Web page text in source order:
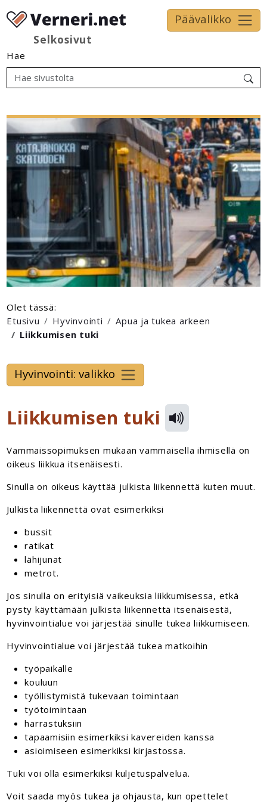
Selkosivut
Päävalikko
Hae
Olet tässä:
Etusivu
Hyvinvointi
Apua ja tukea arkeen
Liikkumisen tuki
Hyvinvointi: valikko
Liikkumisen tuki
Vammaissopimuksen mukaan vammaisella ihmisellä on
oikeus liikkua itsenäisesti.
Sinulla on oikeus käyttää julkista liikennettä kuten muut.
Julkista liikennettä ovat esimerkiksi
bussit
ratikat
lähijunat
metrot.
Jos sinulla on erityisiä vaikeuksia liikkumisessa, etkä
pysty käyttämään julkista liikennettä itsenäisestä,
hyvinvointialue voi järjestää sinulle tukea liikkumiseen.
Hyvinvointialue voi järjestää tukea matkoihin
työpaikalle
kouluun
työllistymistä tukevaan toimintaan
työtoimintaan
harrastuksiin
tapaamisiin esimerkiksi kavereiden kanssa
asioimiseen esimerkiksi kirjastossa.
Tuki voi olla esimerkiksi kuljetuspalvelua.
Voit saada myös tukea ja ohjausta, kun opettelet